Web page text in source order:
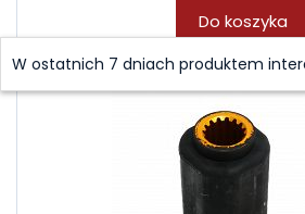
Do koszyka
W ostatnich 7 dniach produktem